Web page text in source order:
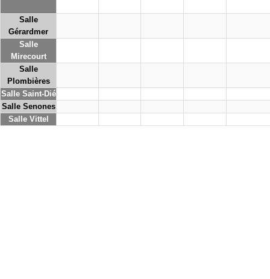
Salle
Gérardmer
Salle
Mirecourt
Salle
Plombières
Salle Saint-Dié
Salle Senones
Salle Vittel